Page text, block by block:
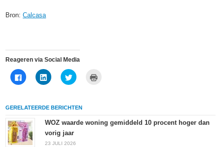
Bron:Calcasa
Reageren via Social Media
Klik
om
Facebook
(Wordt
een
nieuw
venster
geopend)
Klik
om
delen
(Wordt
een
nieuw
venster
geopend)
Klik
om
Twitter
(Wordt
een
venster
geopend)
nieuw
venster
GERELATEERDE BERICHTEN
WOZ waarde woning gemiddeld 10 procent hoger dan
vorig jaar
23 JULI 2026